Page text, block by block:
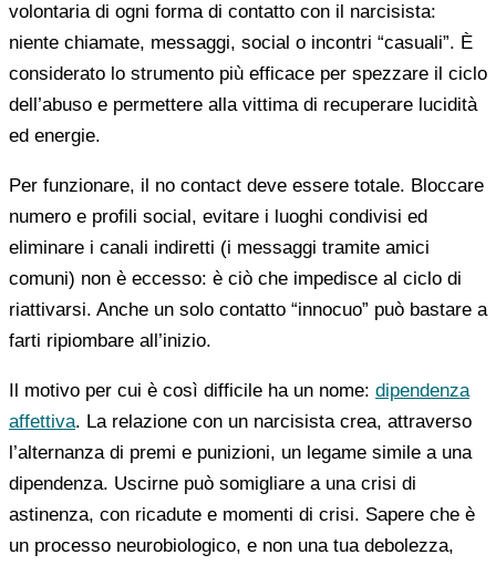
volontaria di ogni forma di contatto con il narcisista:
niente chiamate, messaggi, social o incontri “casuali”. È
considerato lo strumento più efficace per spezzare il ciclo
dell’abuso e permettere alla vittima di recuperare lucidità
ed energie.
Per funzionare, il no contact deve essere totale. Bloccare
numero e profili social, evitare i luoghi condivisi ed
eliminare i canali indiretti (i messaggi tramite amici
comuni) non è eccesso: è ciò che impedisce al ciclo di
riattivarsi. Anche un solo contatto “innocuo” può bastare a
farti ripiombare all’inizio.
Il motivo per cui è così difficile ha un nome: dipendenza
affettiva. La relazione con un narcisista crea, attraverso
l’alternanza di premi e punizioni, un legame simile a una
dipendenza. Uscirne può somigliare a una crisi di
astinenza, con ricadute e momenti di crisi. Sapere che è
un processo neurobiologico, e non una tua debolezza,